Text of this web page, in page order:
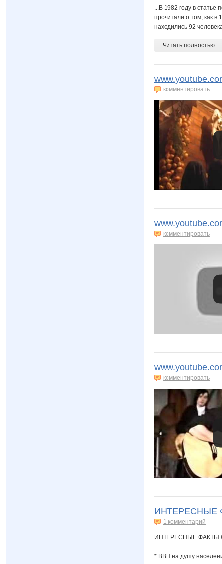
...В 1982 году в
прочитали о том, как в
находились 92
Читать полностью
комментировать
комментировать
комментировать
ИНТЕРЕСНЫЕ
1 комментарий
ИНТЕРЕСНЫЕ ФАКТЫ
* ВВП на душу